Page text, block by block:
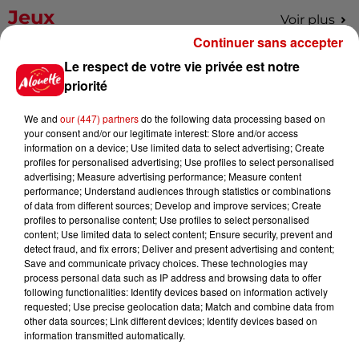
Jeux Voir plus
Gagnez vos places pour
l'événement Ride the Show à
Gagnez vos places pour le
festival Marché Gourmand 2026
à Coulon !
Le Duel - Gagnez vos entrées
pour l'un des zoos de nos
régions !
Le respect de votre vie privée est notre
priorité
We and our (447) partnersdo the following data processing based on
your consent and/or our legitimate interest: Store and/or access
information on a device; Use limited data to select advertising; Create
profiles for personalised advertising; Use profiles to select personalised
advertising; Measure advertising performance; Measure content
performance; Understand audiences through statistics or combinations
of data from different sources; Develop and improve services; Create
profiles to personalise content; Use profiles to select personalised
content; Use limited data to select content; Ensure security, prevent and
detect fraud, and fix errors; Deliver and present advertising and content;
Save and communicate privacy choices. These technologies may
process personal data such as IP address and browsing data to offer
following functionalities: Identify devices based on information actively
requested; Use precise geolocation data; Match and combine data from
other data sources; Link different devices; Identify devices based on
information transmitted automatically.
Continuer sans accepter